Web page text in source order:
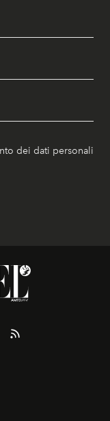
dei dati personali